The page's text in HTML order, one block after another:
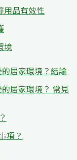
用品有效性
境
居家環境？結論
居家環境？ 常見
項？